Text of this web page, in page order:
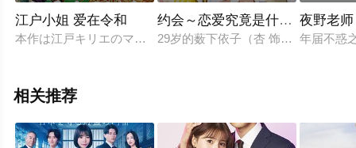
江户小姐 爱在令和
本作は江戸キリエのマンガ「江戸モアゼル」をもとに、花魁
约会～恋爱究竟是什么呢～
29岁的薮下依子（杏 饰）是一名生
夜野老师
年届不惑
相关推荐